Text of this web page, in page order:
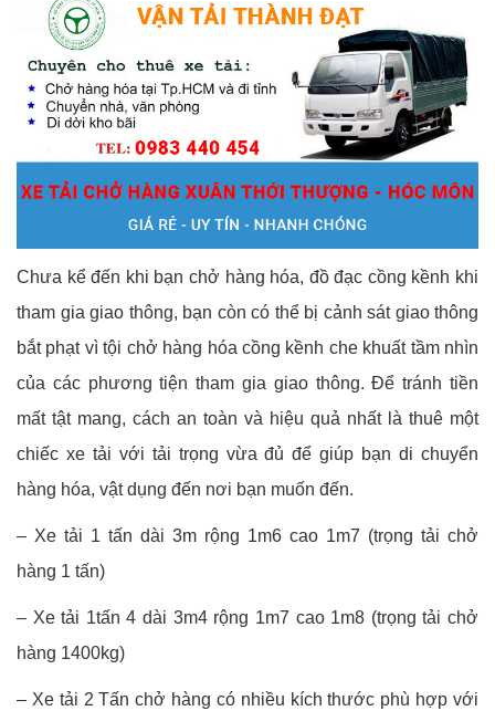
Chưa kể đến khi bạn chở hàng hóa, đồ đạc cồng kềnh khi
tham gia giao thông, bạn còn có thể bị cảnh sát giao thông
bắt phạt vì tội chở hàng hóa cồng kềnh che khuất tầm nhìn
của các phương tiện tham gia giao thông. Để tránh tiền
mất tật mang, cách an toàn và hiệu quả nhất là thuê một
chiếc xe tải với tải trọng vừa đủ để giúp bạn di chuyển
hàng hóa, vật dụng đến nơi bạn muốn đến.
– Xe tải 1 tấn dài 3m rộng 1m6 cao 1m7 (trọng tải chở
hàng 1 tấn)
– Xe tải 1tấn 4 dài 3m4 rộng 1m7 cao 1m8 (trọng tải chở
hàng 1400kg)
– Xe tải 2 Tấn chở hàng có nhiều kích thước phù hợp với